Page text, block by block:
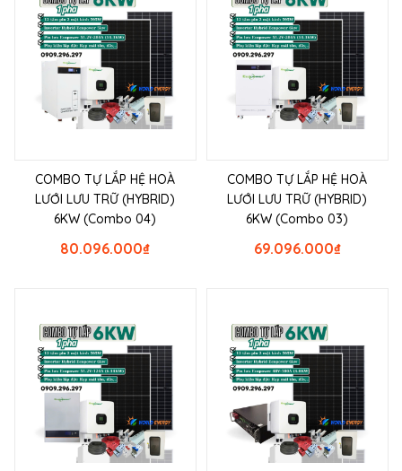
COMBO TỰ LẮP HỆ HOÀ
LƯỚI LƯU TRỮ (HYBRID)
6KW (Combo 04)
₫
80.096.000
COMBO TỰ LẮP HỆ HOÀ
LƯỚI LƯU TRỮ (HYBRID)
6KW (Combo 03)
₫
69.096.000